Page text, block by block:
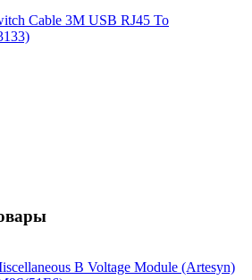
Cable 3M USB RJ45 To